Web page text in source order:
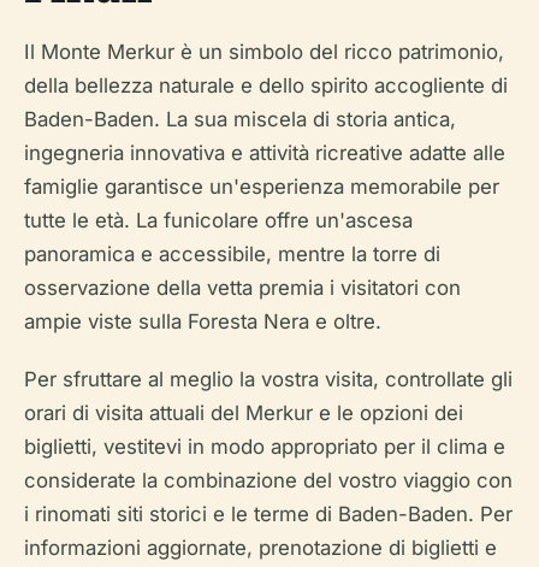
Il Monte Merkur è un simbolo del ricco patrimonio,
della bellezza naturale e dello spirito accogliente di
Baden-Baden. La sua miscela di storia antica,
ingegneria innovativa e attività ricreative adatte alle
famiglie garantisce un'esperienza memorabile per
tutte le età. La funicolare offre un'ascesa
panoramica e accessibile, mentre la torre di
osservazione della vetta premia i visitatori con
ampie viste sulla Foresta Nera e oltre.
Per sfruttare al meglio la vostra visita, controllate gli
orari di visita attuali del Merkur e le opzioni dei
biglietti, vestitevi in modo appropriato per il clima e
considerate la combinazione del vostro viaggio con
i rinomati siti storici e le terme di Baden-Baden. Per
informazioni aggiornate, prenotazione di biglietti e